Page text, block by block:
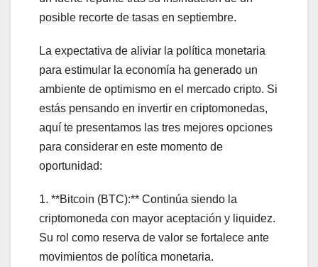
posible recorte de tasas en septiembre.
La expectativa de aliviar la política monetaria
para estimular la economía ha generado un
ambiente de optimismo en el mercado cripto. Si
estás pensando en invertir en criptomonedas,
aquí te presentamos las tres mejores opciones
para considerar en este momento de
oportunidad:
1. **Bitcoin (BTC):** Continúa siendo la
criptomoneda con mayor aceptación y liquidez.
Su rol como reserva de valor se fortalece ante
movimientos de política monetaria.